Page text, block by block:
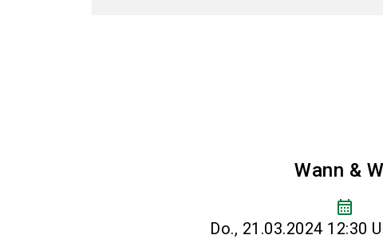
Wann &
calendar_month
Do., 21.03.2024 12:30